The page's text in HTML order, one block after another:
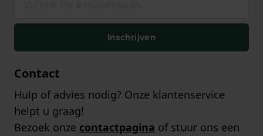
Inschrijven
Contact
Hulp of advies nodig? Onze klantenservice
helpt u graag!
Bezoek onze contactpagina of stuur ons een